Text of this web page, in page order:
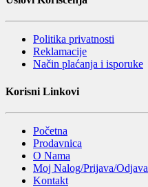
Politika privatnosti
Reklamacije
Način plaćanja i isporuke
Korisni Linkovi
Početna
Prodavnica
O Nama
Moj Nalog/Prijava/Odjava
Kontakt